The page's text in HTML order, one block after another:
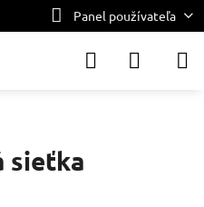
Panel používateľa
sieťka